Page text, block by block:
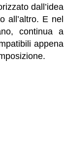
dall’idea
all’altro. E nel
continua a
appena